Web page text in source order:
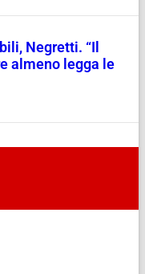
Negretti. “Il
almeno legga le